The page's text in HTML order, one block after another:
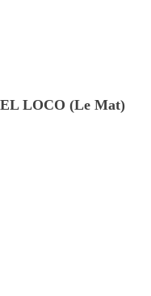
EL LOCO (Le Mat)